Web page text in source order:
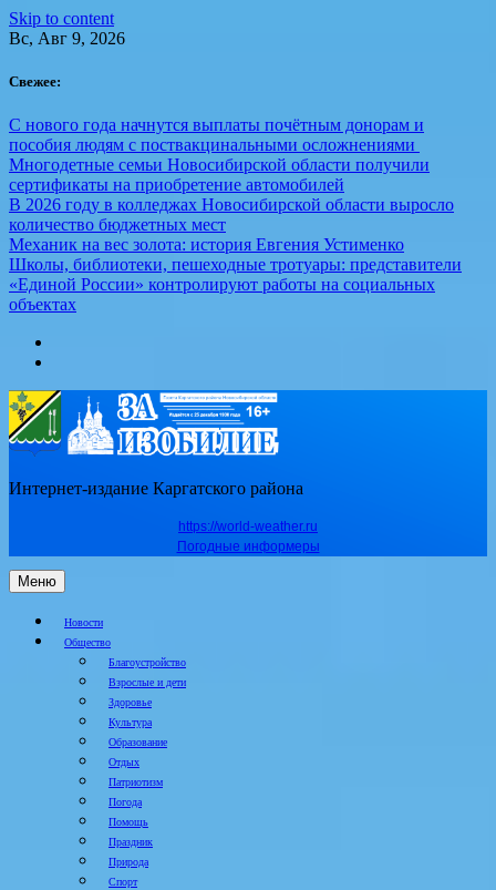
Skip to content
Вс, Авг 9, 2026
Свежее:
С нового года начнутся выплаты почётным донорам и
пособия людям с поствакцинальными осложнениями
Многодетные семьи Новосибирской области получили
сертификаты на приобретение автомобилей
В 2026 году в колледжах Новосибирской области выросло
количество бюджетных мест
Механик на вес золота: история Евгения Устименко
Школы, библиотеки, пешеходные тротуары: представители
«Единой России» контролируют работы на социальных
объектах
Интернет-издание Каргатского района
https://world-weather.ru
Погодные информеры
Меню
Новости
Общество
Благоустройство
Взрослые и дети
Здоровье
Культура
Образование
Отдых
Патриотизм
Погода
Помощь
Праздник
Природа
Спорт